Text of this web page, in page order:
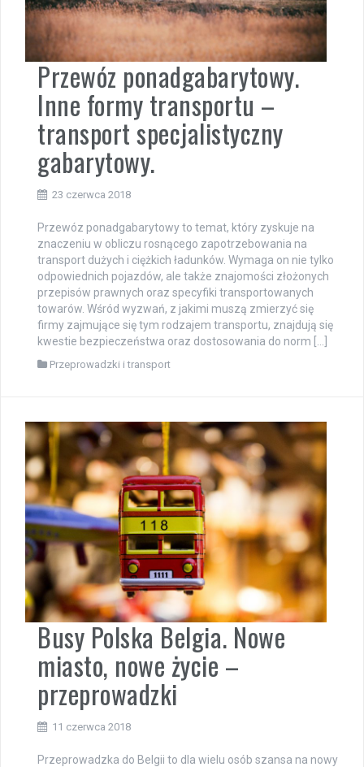
Przewóz ponadgabarytowy.
Inne formy transportu –
transport specjalistyczny
gabarytowy.
23 czerwca 2018
Przewóz ponadgabarytowy to temat, który zyskuje na
znaczeniu w obliczu rosnącego zapotrzebowania na
transport dużych i ciężkich ładunków. Wymaga on nie tylko
odpowiednich pojazdów, ale także znajomości złożonych
przepisów prawnych oraz specyfiki transportowanych
towarów. Wśród wyzwań, z jakimi muszą zmierzyć się
firmy zajmujące się tym rodzajem transportu, znajdują się
kwestie bezpieczeństwa oraz dostosowania do norm […]
Przeprowadzki i transport
Busy Polska Belgia. Nowe
miasto, nowe życie –
przeprowadzki
11 czerwca 2018
Przeprowadzka do Belgii to dla wielu osób szansa na nowy